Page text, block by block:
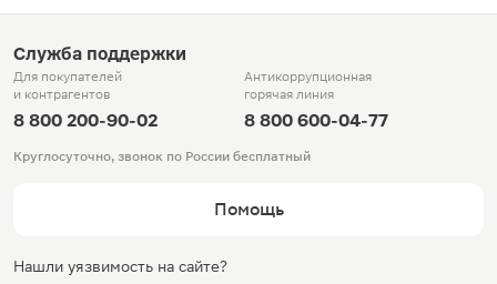
Служба поддержки
Для покупателей
и контрагентов
8 800 200-90-02
Антикоррупционная
горячая линия
8 800 600-04-77
Круглосуточно, звонок по России бесплатный
Помощь
Нашли уязвимость на сайте?